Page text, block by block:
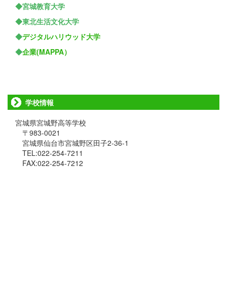
◆宮城教育大学
◆東北生活文化大学
◆デジタルハリウッド大学
◆企業(MAPPA）
学校情報
宮城県宮城野高等学校
〒983-0021
宮城県仙台市宮城野区田子2-36-1
TEL:022-254-7211
FAX:022-254-7212